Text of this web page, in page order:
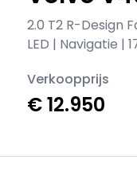
2.0 T2 R-Design
LED | Navigatie |
Cruise control |
Verkoopprijs
€ 12.950